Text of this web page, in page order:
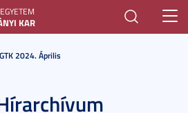
KAR
GTK 2024. Április